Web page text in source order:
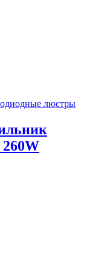
люстры